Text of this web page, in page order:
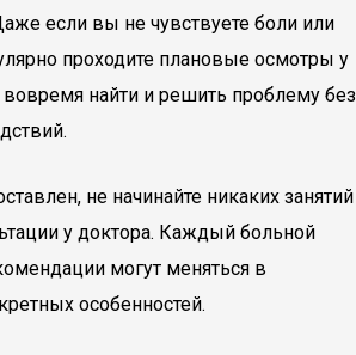
если вы не чувствуете боли или
проходите плановые осмотры у
найти и решить проблему без
не начинайте никаких занятий
у доктора. Каждый больной
могут меняться в
особенностей.